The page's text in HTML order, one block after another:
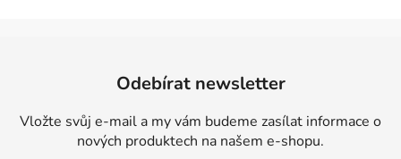
Odebírat newsletter
Vložte svůj e-mail a my vám budeme zasílat informace o
nových produktech na našem e-shopu.